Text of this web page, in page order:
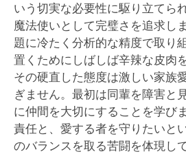
いう切実な必要性に駆り立てら
魔法使いとして完璧さを追求し
題に冷たく分析的な精度で取り
置くためにしばしば辛辣な皮肉
その硬直した態度は激しい家族
ぎません。最初は同輩を障害と
に仲間を大切にすることを学び
責任と、愛する者を守りたいと
のバランスを取る苦闘を体現し